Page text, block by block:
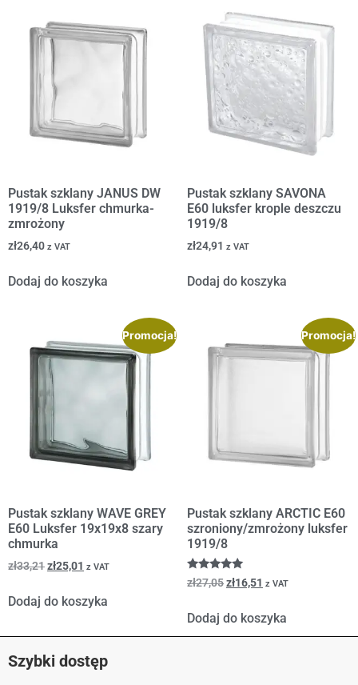
Pustak szklany JANUS DW
1919/8 Luksfer chmurka-
zmrożony
zł26,40 z VAT
Dodaj do koszyka
Pustak szklany SAVONA
E60 luksfer krople deszczu
1919/8
zł24,91 z VAT
Dodaj do koszyka
Promocja!
Pustak szklany WAVE GREY
E60 Luksfer 19x19x8 szary
chmurka
zł33,21zł25,01 z VAT
Dodaj do koszyka
Promocja!
Pustak szklany ARCTIC E60
szroniony/zmrożony luksfer
1919/8
Oceniono
5.00
zł27,05zł16,51 z VAT
Dodaj do koszyka
Szybki dostęp